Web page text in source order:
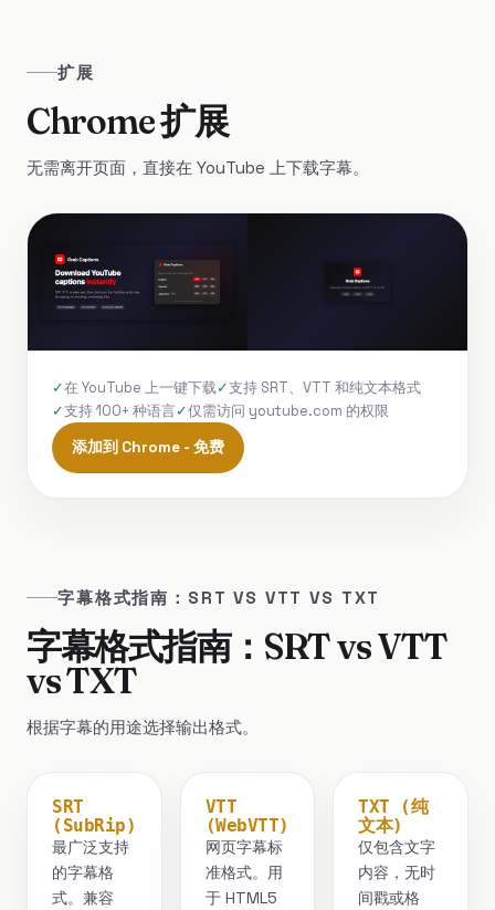
扩展
Chrome 扩展
无需离开页面，直接在 YouTube 上下载字幕。
在 YouTube 上一键下载
支持 SRT、VTT 和纯文本格式
支持 100+ 种语言
仅需访问 youtube.com 的权限
添加到 Chrome - 免费
字幕格式指南：SRT VS VTT VS TXT
字幕格式指南：SRT vs VTT
vs TXT
根据字幕的用途选择输出格式。
SRT
(SubRip)
最广泛支持
的字幕格
式。兼容
VTT
(WebVTT)
网页字幕标
准格式。用
于 HTML5
TXT (纯
文本)
仅包含文字
内容，无时
间戳或格